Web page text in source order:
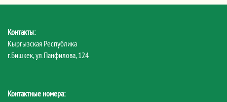
Контакты:
Кыргызская Республика
г.Бишкек, ул.Панфилова, 124
Контактные номера: